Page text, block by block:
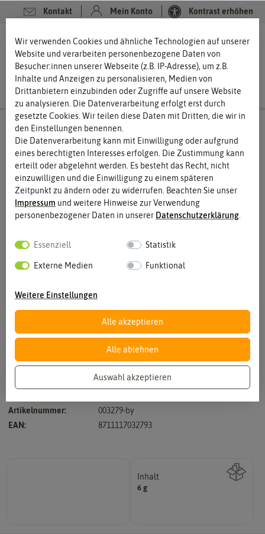
Kontakt Mein Konto Kontrast erhöhen
0 0
Vergrößern durch berühren
Artikelnummer:
003279-by
EAN:
8711117032793
Inhalt
6 g
Wir verwenden Cookies und ähnliche Technologien auf unserer
Website und verarbeiten personenbezogene Daten von
Besucher:innen unserer Webseite (z.B. IP-Adresse), um z.B.
Inhalte und Anzeigen zu personalisieren, Medien von
Drittanbietern einzubinden oder Zugriffe auf unsere Website
zu analysieren. Die Datenverarbeitung erfolgt erst durch
gesetzte Cookies. Wir teilen diese Daten mit Dritten, die wir in
den Einstellungen benennen.
Die Datenverarbeitung kann mit Einwilligung oder aufgrund
eines berechtigten Interesses erfolgen. Die Zustimmung kann
erteilt oder abgelehnt werden. Es besteht das Recht, nicht
einzuwilligen und die Einwilligung zu einem späteren
Zeitpunkt zu ändern oder zu widerrufen. Beachten Sie unser
Impressum und weitere Hinweise zur Verwendung
personenbezogener Daten in unserer Daten­schutz­erklärung
Essenziell Statistik
Externe Medien Funktional
Weitere Einstellungen
Alle akzeptieren
Alle ablehnen
Auswahl akzeptieren